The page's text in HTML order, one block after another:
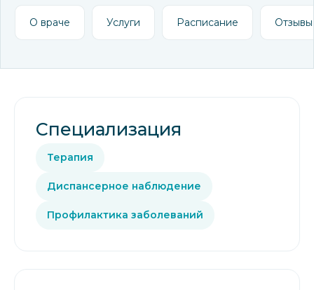
О враче Услуги Расписание Отзывы
Специализация
Терапия
Диспансерное наблюдение
Профилактика заболеваний